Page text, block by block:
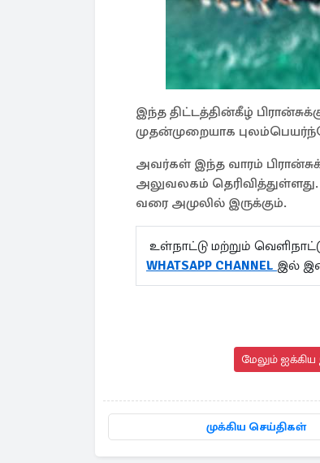
இந்த திட்டத்தின்கீழ்
முதன்முறையாக
அவர்கள் இந்த வாரம்
அலுவலகம்
வரை அமுலில் இருக்கும்.
உள்நாட்டு மற்றும்
WHATSAPP CHANNEL இல்
மேலும்
முக்கிய செய்திகள்